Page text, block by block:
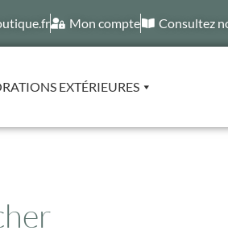
Mon compte Consultez
EXTÉRIEURES